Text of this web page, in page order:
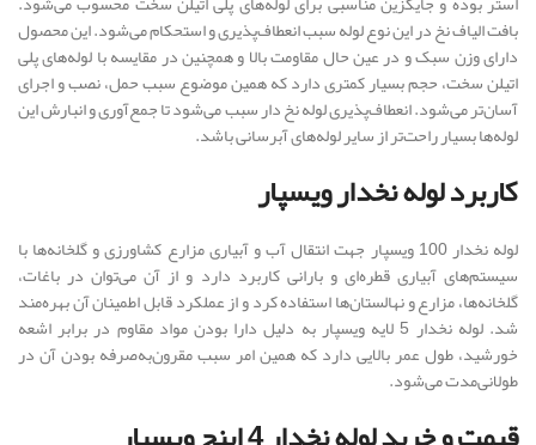
بافت الیاف نخ در این نوع لوله سبب انعطاف‌پذیری و استحکام می‌شود. این محصول
دارای وزن سبک و در عین حال مقاومت بالا و همچنین در مقایسه با لوله‌های پلی
اتیلن سخت، حجم بسیار کمتری دارد که همین موضوع سبب حمل، نصب و اجرای
آسان‌تر می‌شود. انعطاف‌پذیری لوله نخ دار سبب می‌شود تا جمع‌آوری و انبارش این
لوله‌ها بسیار راحت‌تر از سایر لوله‌های آبرسانی باشد.
کاربرد لوله نخدار ویسپار
لوله نخدار 100 ویسپار جهت انتقال آب و آبیاری مزارع کشاورزی و گلخانه‌ها با
سیستم‌های آبیاری قطره‌ای و بارانی کاربرد دارد و از آن می‌توان در باغات،
گلخانه‌ها، مزارع و نهالستان‌ها استفاده کرد و از عملکرد قابل اطمینان آن بهره‌مند
شد. لوله نخدار 5 لایه ویسپار به دلیل دارا بودن مواد مقاوم در برابر اشعه
خورشید، طول عمر بالایی دارد که همین امر سبب مقرون‌به‌صرفه بودن آن در
طولانی‌مدت می‌شود.